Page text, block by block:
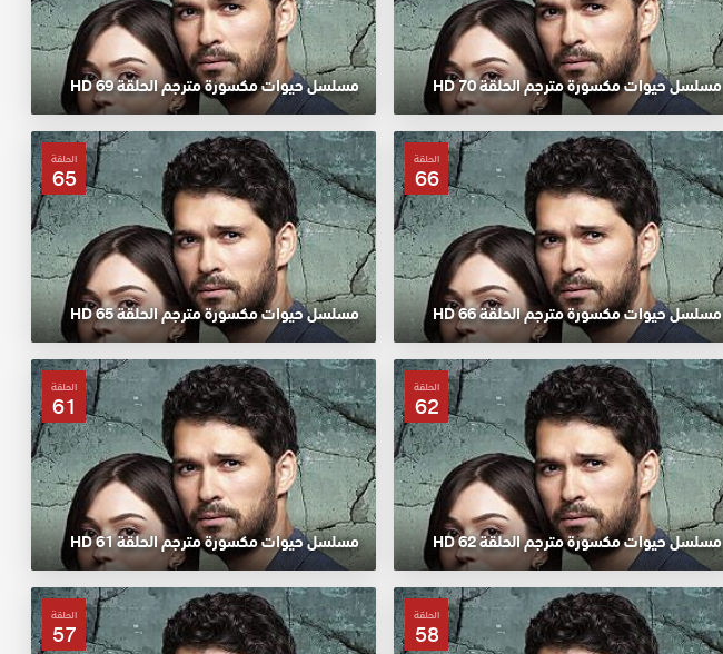
مسلسل حيوات مكسورة مترجم الحلقة 70 HD مسلسل حيوات مكسورة مترجم الحلقة 69 HD
الحلقة
66
مسلسل حيوات مكسورة مترجم الحلقة 66 HD
الحلقة
65
مسلسل حيوات مكسورة مترجم الحلقة 65 HD
الحلقة
62
مسلسل حيوات مكسورة مترجم الحلقة 62 HD
الحلقة
61
مسلسل حيوات مكسورة مترجم الحلقة 61 HD
الحلقة
58
الحلقة
57